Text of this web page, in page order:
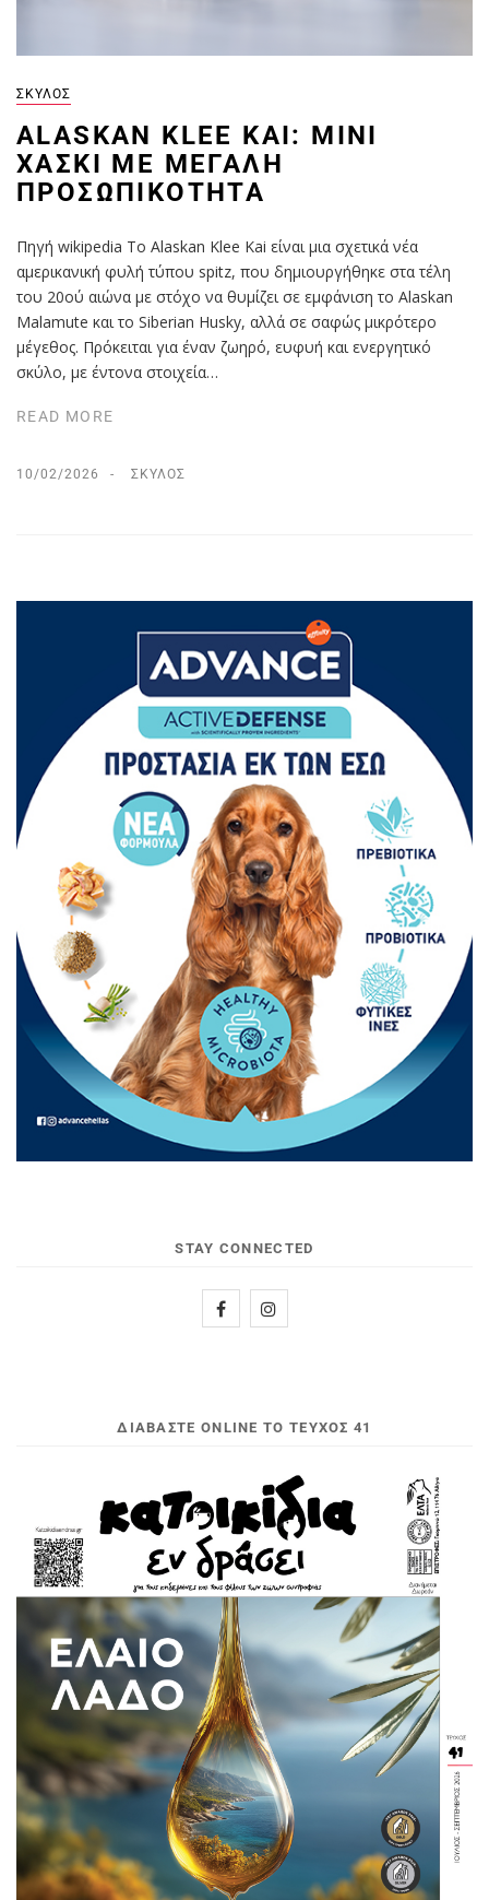
ΣΚΎΛΟΣ
ALASKAN KLEE KAI: ΜΊΝΙ
ΧΆΣΚΙ ΜΕ ΜΕΓΆΛΗ
ΠΡΟΣΩΠΙΚΌΤΗΤΑ
Πηγή wikipedia Το Alaskan Klee Kai είναι μια σχετικά νέα
αμερικανική φυλή τύπου spitz, που δημιουργήθηκε στα τέλη
του 20ού αιώνα με στόχο να θυμίζει σε εμφάνιση το Alaskan
Malamute και το Siberian Husky, αλλά σε σαφώς μικρότερο
μέγεθος. Πρόκειται για έναν ζωηρό, ευφυή και ενεργητικό
σκύλο, με έντονα στοιχεία…
READ MORE
10/02/2026 ΣΚΎΛΟΣ
STAY CONNECTED
ΔΙΑΒΆΣΤΕ ONLINE ΤΟ ΤΕΎΧΟΣ 41